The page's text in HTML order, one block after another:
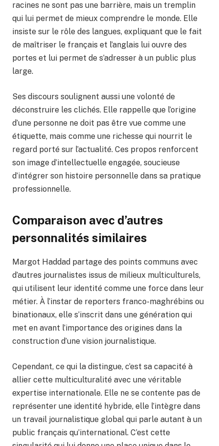
racines ne sont pas une barrière, mais un tremplin
qui lui permet de mieux comprendre le monde. Elle
insiste sur le rôle des langues, expliquant que le fait
de maîtriser le français et l’anglais lui ouvre des
portes et lui permet de s’adresser à un public plus
large.
Ses discours soulignent aussi une volonté de
déconstruire les clichés. Elle rappelle que l’origine
d’une personne ne doit pas être vue comme une
étiquette, mais comme une richesse qui nourrit le
regard porté sur l’actualité. Ces propos renforcent
son image d’intellectuelle engagée, soucieuse
d’intégrer son histoire personnelle dans sa pratique
professionnelle.
Comparaison avec d’autres
personnalités similaires
Margot Haddad partage des points communs avec
d’autres journalistes issus de milieux multiculturels,
qui utilisent leur identité comme une force dans leur
métier. À l’instar de reporters franco-maghrébins ou
binationaux, elle s’inscrit dans une génération qui
met en avant l’importance des origines dans la
construction d’une vision journalistique.
Cependant, ce qui la distingue, c’est sa capacité à
allier cette multiculturalité avec une véritable
expertise internationale. Elle ne se contente pas de
représenter une identité hybride, elle l’intègre dans
un travail journalistique global qui parle autant à un
public français qu’international. C’est cette